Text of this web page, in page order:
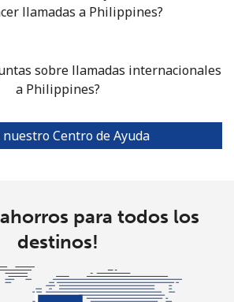
⁦€10⁩
llamadas a Philippines?
sobre llamadas internacionales
a Philippines?
Centro de Ayuda
ahorros para todos los
destinos!